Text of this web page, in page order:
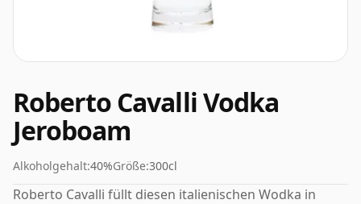
Roberto Cavalli Vodka
Jeroboam
Alkoholgehalt:40%Größe:300cl
Roberto Cavalli füllt diesen italienischen Wodka in